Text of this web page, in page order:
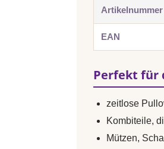
Artikelnummer
EAN
Perfekt für
zeitlose
Kombiteile,
Mützen,